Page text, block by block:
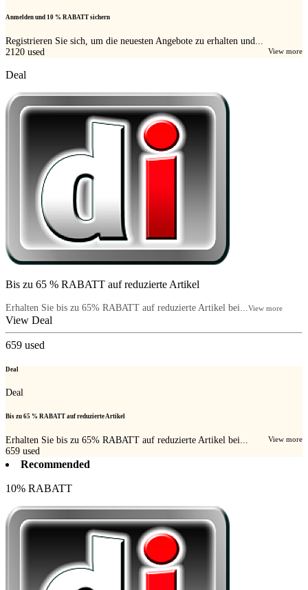
Anmelden und 10 % RABATT sichern
Registrieren Sie sich, um die neuesten Angebote zu erhalten und...
View more
2120 used
Deal
Bis zu 65 % RABATT auf reduzierte Artikel
Erhalten Sie bis zu 65% RABATT auf reduzierte Artikel bei... View more
View Deal
659 used
Deal
Deal
Bis zu 65 % RABATT auf reduzierte Artikel
Erhalten Sie bis zu 65% RABATT auf reduzierte Artikel bei... View more
659 used
Recommended
10% RABATT